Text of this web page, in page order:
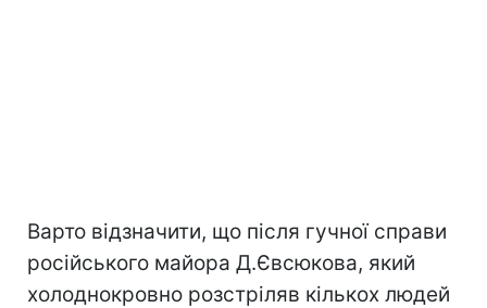
Варто відзначити, що після гучної справи
російського майора Д.Євсюкова, який
холоднокровно розстріляв кількох людей